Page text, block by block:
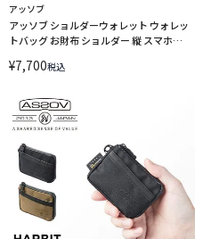
アッソブ
アッソブ ショルダーウォレット ウォレッ
トバッグ お財布 ショルダー 縦 スマホ
¥7,700税込